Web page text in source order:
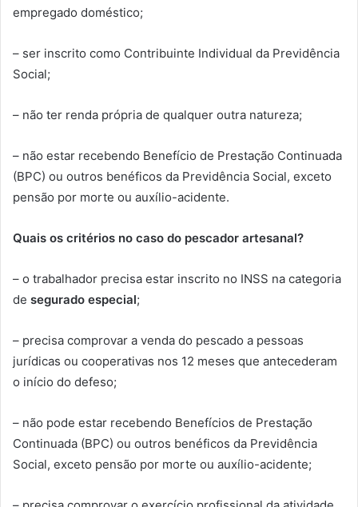
empregado doméstico;
– ser inscrito como Contribuinte Individual da Previdência
Social;
– não ter renda própria de qualquer outra natureza;
– não estar recebendo Benefício de Prestação Continuada
(BPC) ou outros benéficos da Previdência Social, exceto
pensão por morte ou auxílio-acidente.
Quais os critérios no caso do pescador artesanal?
– o trabalhador precisa estar inscrito no INSS na categoria
de segurado especial;
– precisa comprovar a venda do pescado a pessoas
jurídicas ou cooperativas nos 12 meses que antecederam
o início do defeso;
– não pode estar recebendo Benefícios de Prestação
Continuada (BPC) ou outros benéficos da Previdência
Social, exceto pensão por morte ou auxílio-acidente;